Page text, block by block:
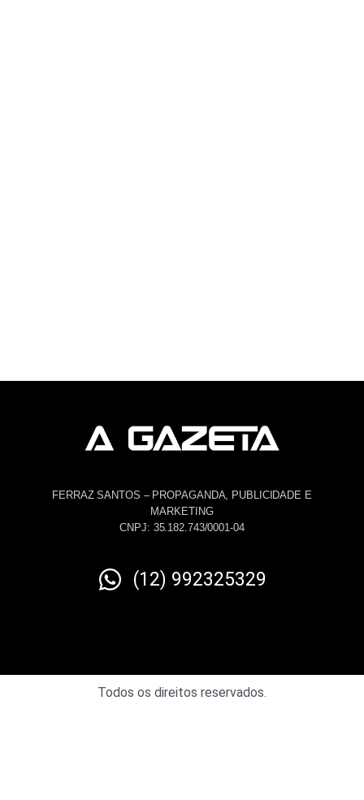
FERRAZ SANTOS – PROPAGANDA, PUBLICIDADE E
MARKETING
CNPJ: 35.182.743/0001-04
(12) 992325329
Todos os direitos reservados.